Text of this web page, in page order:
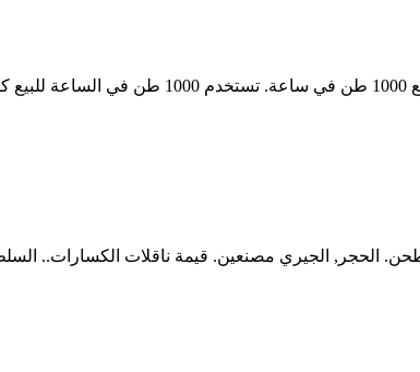
الحجر, الجيري مصنعين. قيمة ناقلات الكسارات..